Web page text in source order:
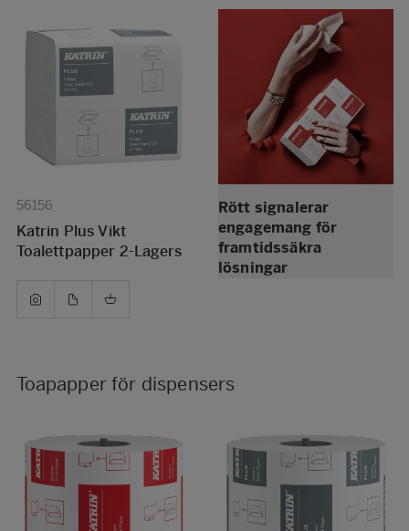
56156
Katrin Plus Vikt
Toalettpapper 2-Lagers
Rött signalerar
engagemang för
framtidssäkra
lösningar
Toapapper för dispensers